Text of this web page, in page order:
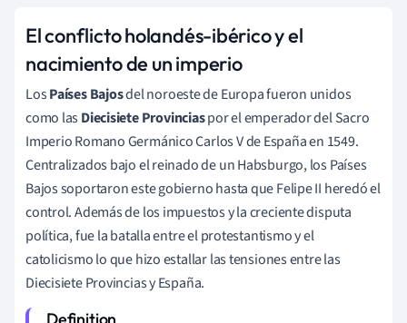
El conflicto holandés-ibérico y el
nacimiento de un imperio
LosPaíses Bajosdel noroeste de Europa fueron unidos
como lasDiecisiete Provinciaspor el emperador del Sacro
Imperio Romano Germánico Carlos V de España en 1549.
Centralizados bajo el reinado de un Habsburgo, los Países
Bajos soportaron este gobierno hasta que Felipe II heredó el
control. Además de los impuestos y la creciente disputa
política, fue la batalla entre el protestantismo y el
catolicismo lo que hizo estallar las tensiones entre las
Diecisiete Provincias y España.